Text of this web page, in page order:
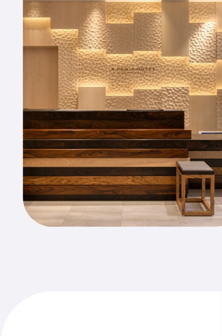
京」開業から数えて約半世紀、ホ
テル運営の実績を積み上げてまい
りました。
詳しくはこちら